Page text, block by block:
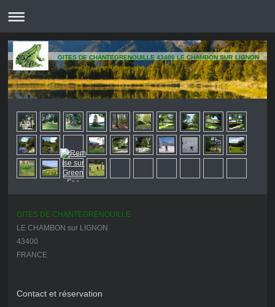
GITES DE CHANTEGRENOUILLE 43400 LE CHAMBON SUR LIGNON
GITES DE CHANTEGRENOUILLE
LE CHAMBON sur LIGNON
43400
FRANCE
Contact et réservation